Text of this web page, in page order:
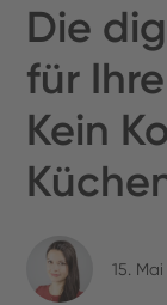
Die
für
Kein
15.